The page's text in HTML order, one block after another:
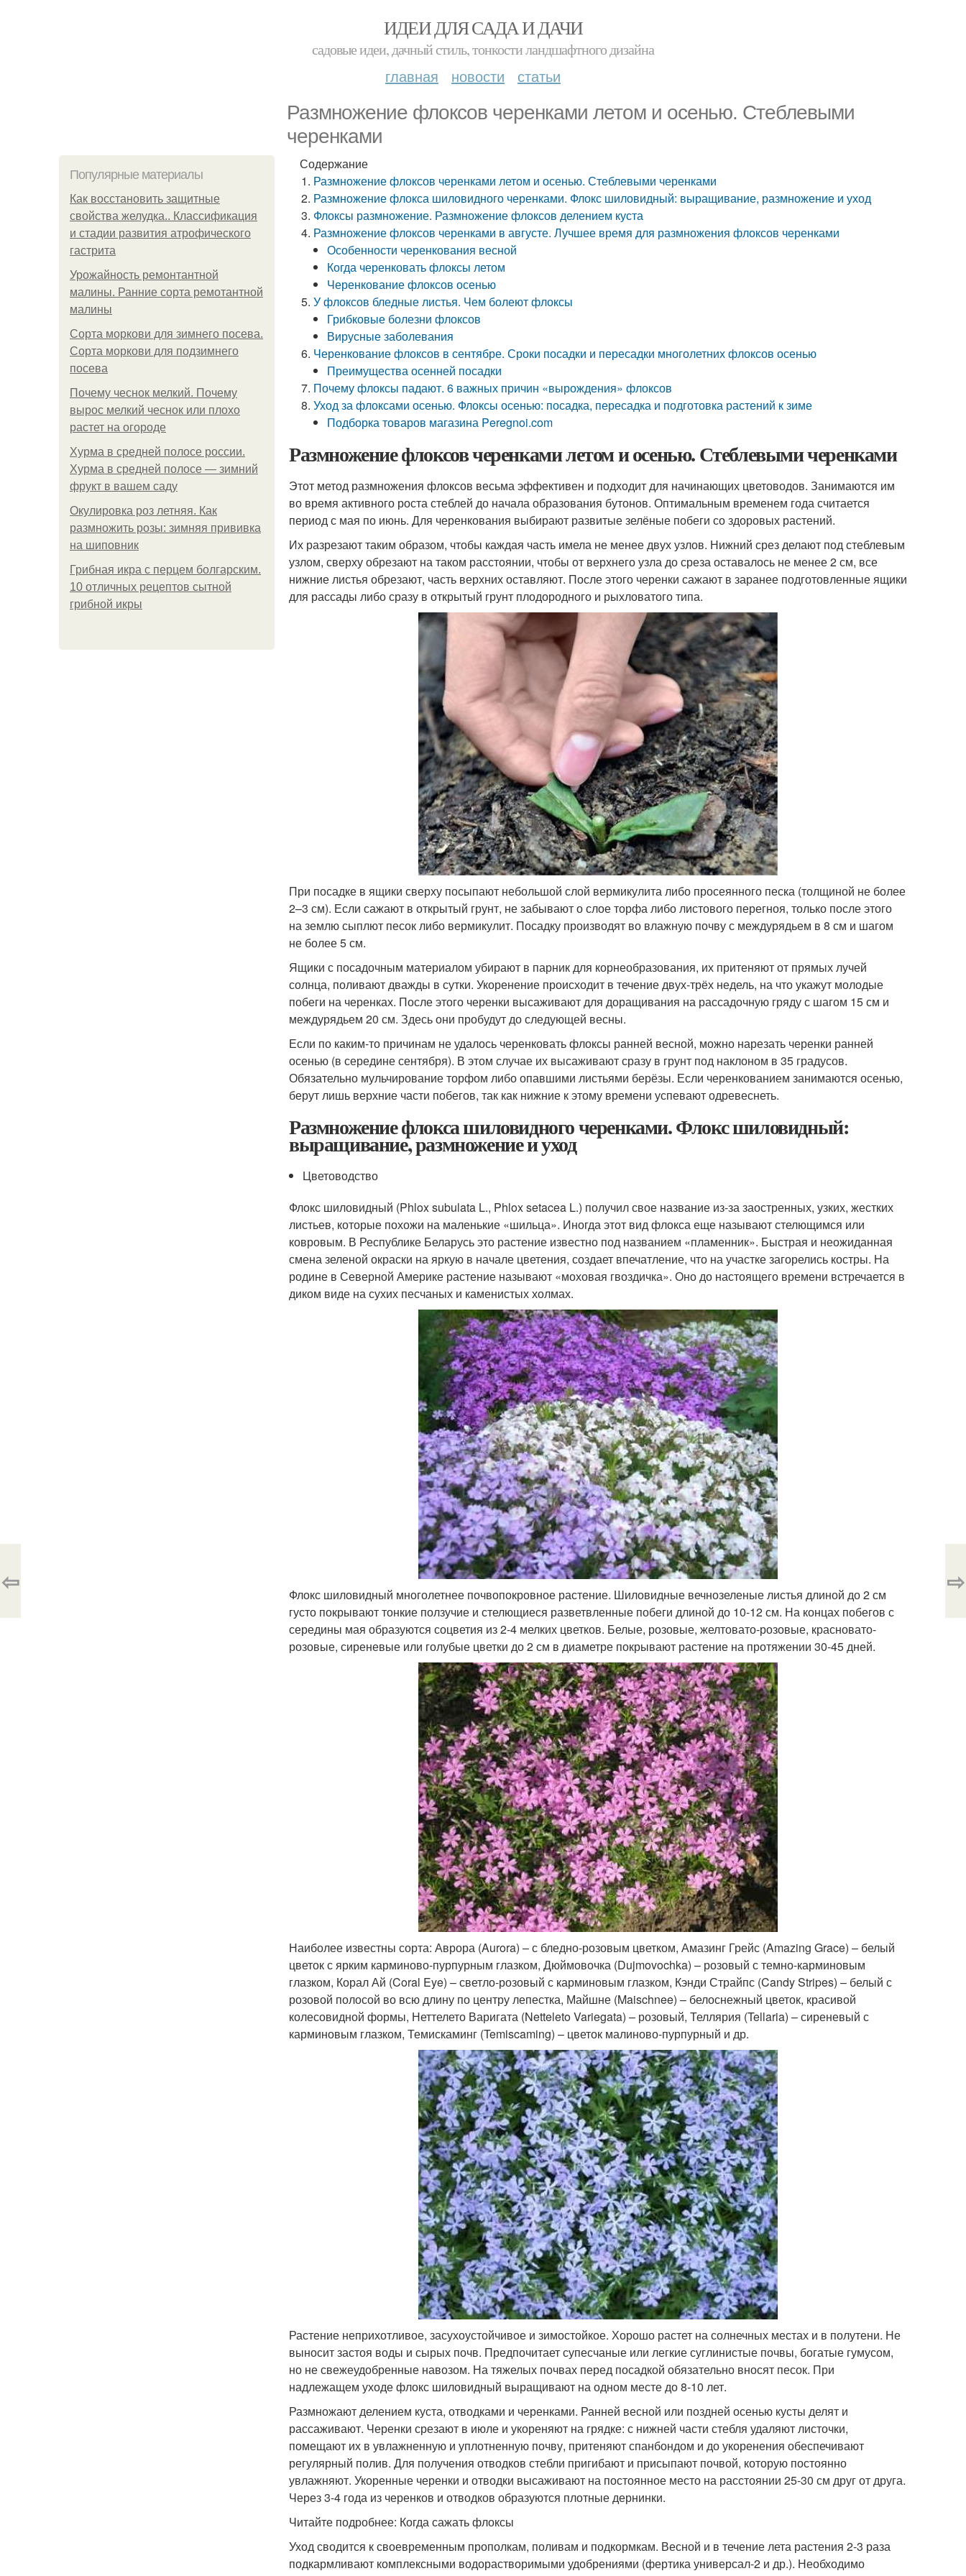
ИДЕИ ДЛЯ САДА И ДАЧИ
садовые идеи, дачный стиль, тонкости ландшафтного дизайна
главная новости статьи
Размножение флоксов черенками летом и осенью. Стеблевыми
черенками
Популярные материалы
Как восстановить защитные
свойства желудка.. Классификация
и стадии развития атрофического
гастрита
Урожайность ремонтантной
малины. Ранние сорта ремотантной
малины
Сорта моркови для зимнего посева.
Сорта моркови для подзимнего
посева
Почему чеснок мелкий. Почему
вырос мелкий чеснок или плохо
растет на огороде
Хурма в средней полосе россии.
Хурма в средней полосе — зимний
фрукт в вашем саду
Окулировка роз летняя. Как
размножить розы: зимняя прививка
на шиповник
Грибная икра с перцем болгарским.
10 отличных рецептов сытной
грибной икры
Содержание
Размножение флоксов черенками летом и осенью. Стеблевыми черенками
Размножение флокса шиловидного черенками. Флокс шиловидный: выращивание, размножение и уход
Флоксы размножение. Размножение флоксов делением куста
Размножение флоксов черенками в августе. Лучшее время для размножения флоксов черенками
Особенности черенкования весной
Когда черенковать флоксы летом
Черенкование флоксов осенью
У флоксов бледные листья. Чем болеют флоксы
Грибковые болезни флоксов
Вирусные заболевания
Черенкование флоксов в сентябре. Сроки посадки и пересадки многолетних флоксов осенью
Преимущества осенней посадки
Почему флоксы падают. 6 важных причин «вырождения» флоксов
Уход за флоксами осенью. Флоксы осенью: посадка, пересадка и подготовка растений к зиме
Подборка товаров магазина Peregnoi.com
Размножение флоксов черенками летом и осенью. Стеблевыми черенками
Этот метод размножения флоксов весьма эффективен и подходит для начинающих цветоводов. Занимаются им
во время активного роста стеблей до начала образования бутонов. Оптимальным временем года считается
период с мая по июнь. Для черенкования выбирают развитые зелёные побеги со здоровых растений.
Их разрезают таким образом, чтобы каждая часть имела не менее двух узлов. Нижний срез делают под стеблевым
узлом, сверху обрезают на таком расстоянии, чтобы от верхнего узла до среза оставалось не менее 2 см, все
нижние листья обрезают, часть верхних оставляют. После этого черенки сажают в заранее подготовленные ящики
для рассады либо сразу в открытый грунт плодородного и рыхловатого типа.
При посадке в ящики сверху посыпают небольшой слой вермикулита либо просеянного песка (толщиной не более
2–3 см). Если сажают в открытый грунт, не забывают о слое торфа либо листового перегноя, только после этого
на землю сыплют песок либо вермикулит. Посадку производят во влажную почву с междурядьем в 8 см и шагом
не более 5 см.
Ящики с посадочным материалом убирают в парник для корнеобразования, их притеняют от прямых лучей
солнца, поливают дважды в сутки. Укоренение происходит в течение двух-трёх недель, на что укажут молодые
побеги на черенках. После этого черенки высаживают для доращивания на рассадочную гряду с шагом 15 см и
междурядьем 20 см. Здесь они пробудут до следующей весны.
Если по каким-то причинам не удалось черенковать флоксы ранней весной, можно нарезать черенки ранней
осенью (в середине сентября). В этом случае их высаживают сразу в грунт под наклоном в 35 градусов.
Обязательно мульчирование торфом либо опавшими листьями берёзы. Если черенкованием занимаются осенью,
берут лишь верхние части побегов, так как нижние к этому времени успевают одревеснеть.
Размножение флокса шиловидного черенками. Флокс шиловидный:
выращивание, размножение и уход
Цветоводство
Флокс шиловидный (Phlox subulata L., Phlox setacea L.) получил свое название из-за заостренных, узких, жестких
листьев, которые похожи на маленькие «шильца». Иногда этот вид флокса еще называют стелющимся или
ковровым. В Республике Беларусь это растение известно под названием «пламенник». Быстрая и неожиданная
смена зеленой окраски на яркую в начале цветения, создает впечатление, что на участке загорелись костры. На
родине в Северной Америке растение называют «моховая гвоздичка». Оно до настоящего времени встречается в
диком виде на сухих песчаных и каменистых холмах.
Флокс шиловидный многолетнее почвопокровное растение. Шиловидные вечнозеленые листья длиной до 2 см
густо покрывают тонкие ползучие и стелющиеся разветвленные побеги длиной до 10-12 см. На концах побегов с
середины мая образуются соцветия из 2-4 мелких цветков. Белые, розовые, желтовато-розовые, красновато-
розовые, сиреневые или голубые цветки до 2 см в диаметре покрывают растение на протяжении 30-45 дней.
Наиболее известны сорта: Аврора (Aurora) – с бледно-розовым цветком, Амазинг Грейс (Amazing Grace) – белый
цветок с ярким карминово-пурпурным глазком, Дюймовочка (Dujmovochka) – розовый с темно-карминовым
глазком, Корал Ай (Coral Eye) – светло-розовый с карминовым глазком, Кэнди Страйпс (Candy Stripes) – белый с
розовой полосой во всю длину по центру лепестка, Майшне (Maischnee) – белоснежный цветок, красивой
колесовидной формы, Неттелето Варигата (Netteleto Variegata) – розовый, Теллярия (Tellaria) – сиреневый с
карминовым глазком, Темискаминг (Temiscaming) – цветок малиново-пурпурный и др.
Растение неприхотливое, засухоустойчивое и зимостойкое. Хорошо растет на солнечных местах и в полутени. Не
выносит застоя воды и сырых почв. Предпочитает супесчаные или легкие суглинистые почвы, богатые гумусом,
но не свежеудобренные навозом. На тяжелых почвах перед посадкой обязательно вносят песок. При
надлежащем уходе флокс шиловидный выращивают на одном месте до 8-10 лет.
Размножают делением куста, отводками и черенками. Ранней весной или поздней осенью кусты делят и
рассаживают. Черенки срезают в июле и укореняют на грядке: с нижней части стебля удаляют листочки,
помещают их в увлажненную и уплотненную почву, притеняют спанбондом и до укоренения обеспечивают
регулярный полив. Для получения отводков стебли пригибают и присыпают почвой, которую постоянно
увлажняют. Укоренные черенки и отводки высаживают на постоянное место на расстоянии 25-30 см друг от друга.
Через 3-4 года из черенков и отводков образуются плотные дернинки.
Читайте подробнее: Когда сажать флоксы
Уход сводится к своевременным прополкам, поливам и подкормкам. Весной и в течение лета растения 2-3 раза
подкармливают комплексными водорастворимыми удобрениями (фертика универсал-2 и др.). Необходимо
⇦ ⇨